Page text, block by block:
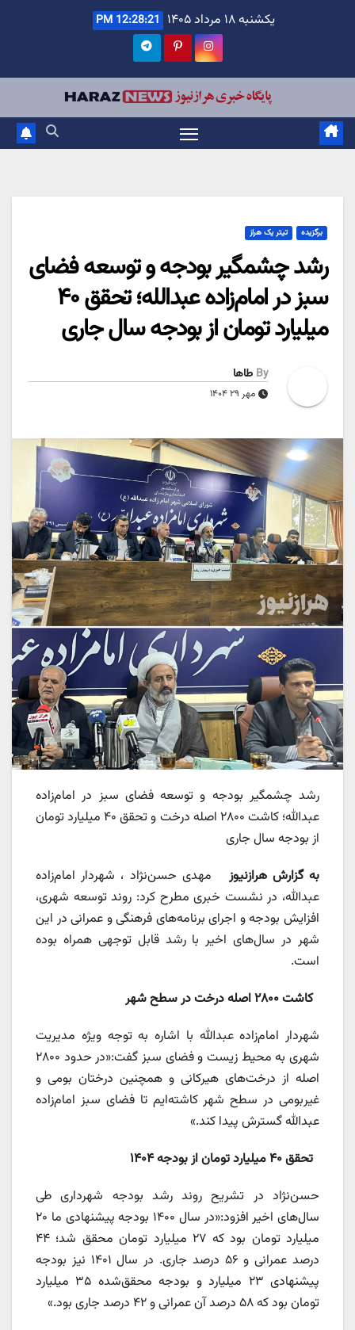
یکشنبه ۱۸ مرداد ۱۴۰۵ 12:28:22 PM
برگزیده تیتر یک هراز
رشد چشمگیر بودجه و توسعه فضای
سبز در امام‌زاده عبدالله؛ تحقق ۴۰
میلیارد تومان از بودجه سال جاری
By طاها
مهر ۲۹ ۱۴۰۴
رشد چشمگیر بودجه و توسعه فضای سبز در امام‌زاده
عبدالله؛ کاشت ۲۸۰۰ اصله درخت و تحقق ۴۰ میلیارد تومان
از بودجه سال جاری
به گزارش هرازنیوز
مهدی حسن‌نژاد ، شهردار امام‌زاده
عبدالله، در نشست خبری مطرح کرد: روند توسعه شهری،
افزایش بودجه و اجرای برنامه‌های فرهنگی و عمرانی در این
شهر در سال‌های اخیر با رشد قابل توجهی همراه بوده
است.
کاشت ۲۸۰۰ اصله درخت در سطح شهر
شهردار امام‌زاده عبدالله با اشاره به توجه ویژه مدیریت
شهری به محیط زیست و فضای سبز گفت:«در حدود ۲۸۰۰
اصله از درخت‌های هیرکانی و همچنین درختان بومی و
غیربومی در سطح شهر کاشته‌ایم تا فضای سبز امام‌زاده
عبدالله گسترش پیدا کند.»
تحقق ۴۰ میلیارد تومان از بودجه ۱۴۰۴
حسن‌نژاد در تشریح روند رشد بودجه شهرداری طی
سال‌های اخیر افزود:«در سال ۱۴۰۰ بودجه پیشنهادی ما ۲۰
میلیارد تومان بود که ۲۷ میلیارد تومان محقق شد؛ ۴۴
درصد عمرانی و ۵۶ درصد جاری. در سال ۱۴۰۱ نیز بودجه
پیشنهادی ۲۳ میلیارد و بودجه محقق‌شده ۳۵ میلیارد
تومان بود که ۵۸ درصد آن عمرانی و ۴۲ درصد جاری بود.»